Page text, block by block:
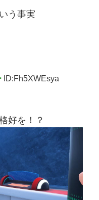
う事実
ID:Fh5XWEsya
好を！？